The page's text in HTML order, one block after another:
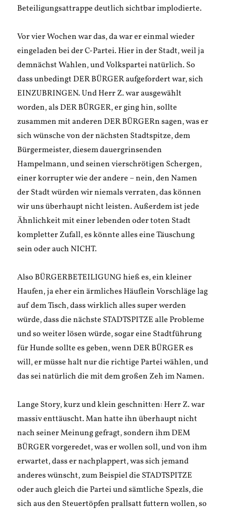
Beteiligungsattrappe deutlich sichtbar implodierte.
Vor vier Wochen war das, da war er einmal wieder
eingeladen bei der C-Partei. Hier in der Stadt, weil ja
demnächst Wahlen, und Volkspartei natürlich. So
dass unbedingt DER BÜRGER aufgefordert war, sich
EINZUBRINGEN. Und Herr Z. war ausgewählt
worden, als DER BÜRGER, er ging hin, sollte
zusammen mit anderen DER BÜRGERn sagen, was er
sich wünsche von der nächsten Stadtspitze, dem
Bürgermeister, diesem dauergrinsenden
Hampelmann, und seinen vierschrötigen Schergen,
einer korrupter wie der andere – nein, den Namen
der Stadt würden wir niemals verraten, das können
wir uns überhaupt nicht leisten. Außerdem ist jede
Ähnlichkeit mit einer lebenden oder toten Stadt
kompletter Zufall, es könnte alles eine Täuschung
sein oder auch NICHT.
Also BÜRGERBETEILIGUNG hieß es, ein kleiner
Haufen, ja eher ein ärmliches Häuflein Vorschläge lag
auf dem Tisch, dass wirklich alles super werden
würde, dass die nächste STADTSPITZE alle Probleme
und so weiter lösen würde, sogar eine Stadtführung
für Hunde sollte es geben, wenn DER BÜRGER es
will, er müsse halt nur die richtige Partei wählen, und
das sei natürlich die mit dem großen Zeh im Namen.
Lange Story, kurz und klein geschnitten: Herr Z. war
massiv enttäuscht. Man hatte ihn überhaupt nicht
nach seiner Meinung gefragt, sondern ihm DEM
BÜRGER vorgeredet, was er wollen soll, und von ihm
erwartet, dass er nachplappert, was sich jemand
anderes wünscht, zum Beispiel die STADTSPITZE
oder auch gleich die Partei und sämtliche Spezls, die
sich aus den Steuertöpfen prallsatt futtern wollen, so